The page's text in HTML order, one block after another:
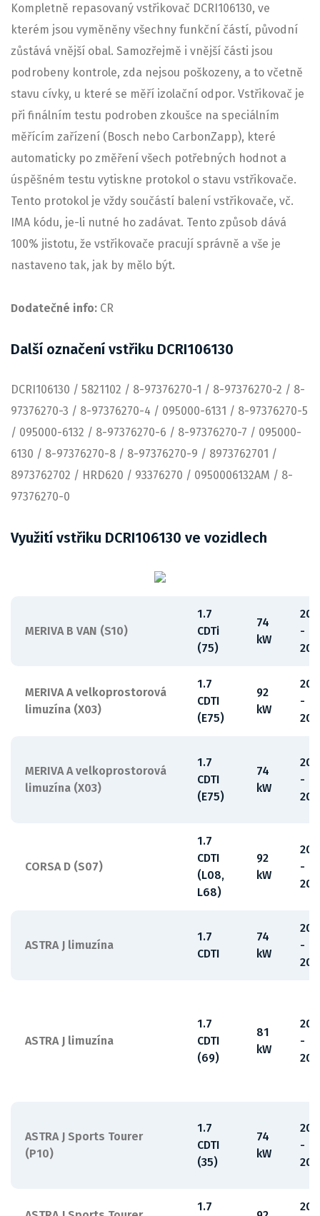
Kompletně repasovaný vstřikovač DCRI106130, ve
kterém jsou vyměněny všechny funkční částí, původní
zůstává vnější obal. Samozřejmě i vnější části jsou
podrobeny kontrole, zda nejsou poškozeny, a to včetně
stavu cívky, u které se měří izolační odpor. Vstřikovač je
při finálním testu podroben zkoušce na speciálním
měřícím zařízení (Bosch nebo CarbonZapp), které
automaticky po změření všech potřebných hodnot a
úspěšném testu vytiskne protokol o stavu vstřikovače.
Tento protokol je vždy součástí balení vstřikovače, vč.
IMA kódu, je-li nutné ho zadávat. Tento způsob dává
100% jistotu, že vstřikovače pracují správně a vše je
nastaveno tak, jak by mělo být.
Dodatečné info: CR
Další označení vstřiku DCRI106130
DCRI106130 / 5821102 / 8-97376270-1 / 8-97376270-2 / 8-
97376270-3 / 8-97376270-4 / 095000-6131 / 8-97376270-5
/ 095000-6132 / 8-97376270-6 / 8-97376270-7 / 095000-
6130 / 8-97376270-8 / 8-97376270-9 / 8973762701 /
8973762702 / HRD620 / 93376270 / 0950006132AM / 8-
97376270-0
Využití vstřiku DCRI106130 ve vozidlech
MERIVA B VAN (S10)
1.7
CDTi
(75)
74
kW
-
MERIVA A velkoprostorová
limuzína (X03)
1.7
CDTI
(E75)
92
kW
-
MERIVA A velkoprostorová
limuzína (X03)
1.7
CDTI
(E75)
74
kW
-
CORSA D (S07)
1.7
CDTI
(L08,
L68)
92
kW
-
ASTRA J limuzína
1.7
CDTI
74
kW
-
ASTRA J limuzína
1.7
CDTI
(69)
81
kW
-
ASTRA J Sports Tourer
(P10)
1.7
CDTI
(35)
74
kW
-
1.7